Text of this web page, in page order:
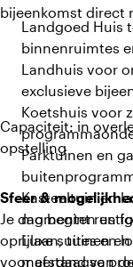
bijeenkomst direct
Landgoed Huis
binnenruimtes
Landhuis voor
exclusieve
Koetshuis voor
Parktuinen en
Kasteeltuin en
momenten en
Luxe suites en
meerdaagse
Capaciteit: in
opstelling
Sfeer &
Je dag begint
oprijlaan, tuinen
voor afstand van